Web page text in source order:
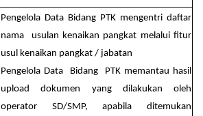
Pengelola Data Bidang PTK mengentri daftar
nama usulan kenaikan pangkat melalui fitur
usul kenaikan pangkat / jabatan
Pengelola Data Bidang PTK memantau hasil
upload dokumen yang dilakukan oleh
operator SD/SMP, apabila ditemukan